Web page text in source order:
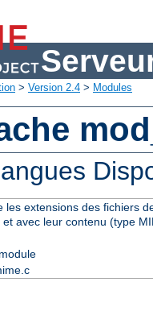
> Version 2.4 > Modules
les extensions des fichiers
et avec leur contenu (type